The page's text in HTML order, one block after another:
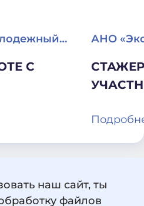
С
АНО
наш сайт, ты
файлов